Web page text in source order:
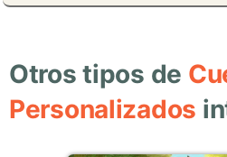
Otros tipos de
Personalizados